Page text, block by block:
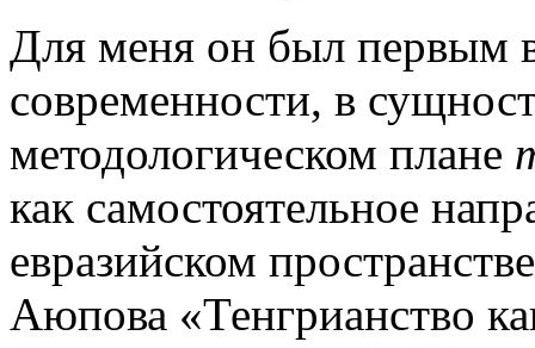
Для меня он был первым
современности, в
методологическом плане
как самостоятельное
евразийском
Аюпова «Тенгрианство